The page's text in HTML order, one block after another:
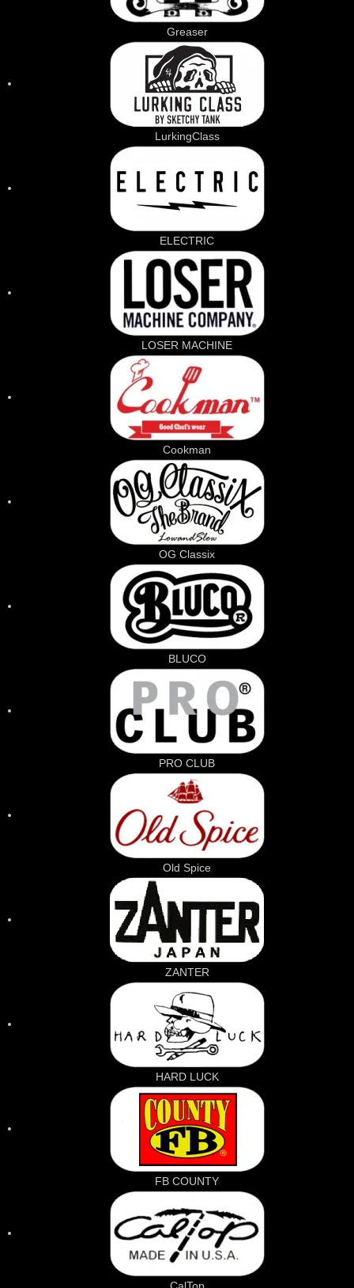
Greaser
LurkingClass
ELECTRIC
LOSER MACHINE
Cookman
OG Classix
BLUCO
PRO CLUB
Old Spice
ZANTER
HARD LUCK
FB COUNTY
CalTop